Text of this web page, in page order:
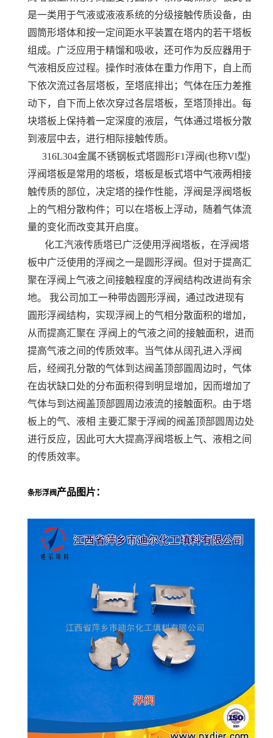
是一类用于气液或液液系统的分级接触传质设备，由
圆筒形塔体和按一定间距水平装置在塔内的若干塔板
组成。广泛应用于精馏和吸收，还可作为反应器用于
气液相反应过程。操作时液体在重力作用下，自上而
下依次流过各层塔板，至塔底排出；气体在压力差推
动下，自下而上依次穿过各层塔板，至塔顶排出。每
块塔板上保持着一定深度的液层，气体通过塔板分散
到液层中去，进行相际接触传质。
316L304金属不锈钢板式塔圆形F1浮阀(也称Vl型)
浮阀塔板是常用的塔板， 塔板是板式塔中气液两相接
触传质的部位，决定塔的操作性能，浮阀是浮阀塔板
上的气相分散构件；可以在塔板上浮动，随着气体流
量的变化而改变其开启度。
化工汽液传质塔已广泛使用浮阀塔板，在浮阀塔
板中广泛使用的浮阀之一是圆形浮阀。但对于提高汇
聚在浮阀上气液之间接触程度的浮阀结构改进尚有余
地。 我公司加工一种带齿圆形浮阀，通过改进现有
圓形浮阀结构，实现浮阀上的气相分散面积的增加，
从而提高汇聚在 浮阀上的气液之间的接触面积，进而
提高气液之间的传质效率。当气体从阔孔进入浮阀
后，经阀孔分散的气体到达阀盖顶部圓周边时，气体
在齿状缺口处的分布面积得到明显增加，因而增加了
气体与到达阀盖顶部圆周边液流的接触面积。由于塔
板上的气、液相 主要汇聚于浮阀的阀盖顶部圆周边处
进行反应，因此可大大提高浮阀塔板上气、液相之间
的传质效率。
条形浮阀 产品图片：